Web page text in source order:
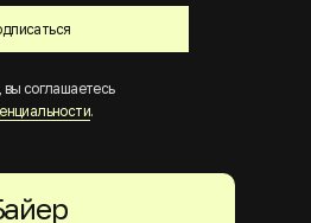
соглашаетесь
.